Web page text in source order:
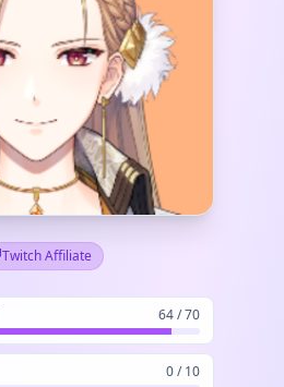
Twitch Affiliate
64 / 70
0 / 10